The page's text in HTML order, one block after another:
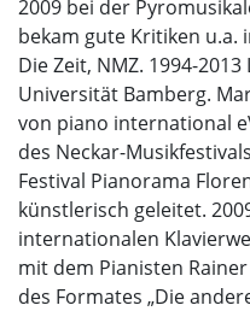
2009 bei der
bekam gute Kritiken u.a.
Die Zeit, NMZ. 1994-
Universität Bamberg.
von piano international
des Neckar-
Festival Pianorama
künstlerisch geleitet.
internationalen
mit dem Pianisten
des Formates „Die